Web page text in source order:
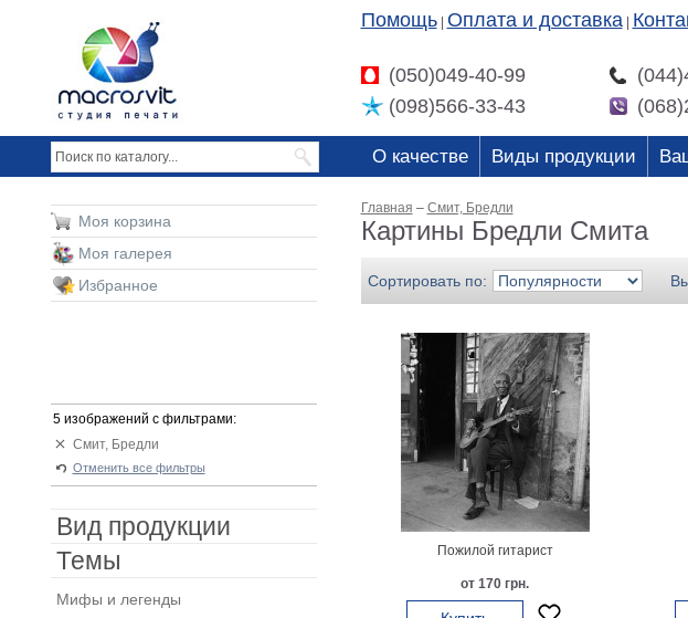
Помощь Оплата и доставка
(050)049-40-99
(098)566-33-43
О качестве Виды продукции
Главная – Смит, Бредли
Картины Бредли Смита
Сортировать по:
Пожилой гитарист
от 170 грн.
Моя корзина
Моя галерея
Избранное
5 изображений с фильтрами:
Смит, Бредли
Отменить все фильтры
Вид продукции
Темы
Мифы и легенды